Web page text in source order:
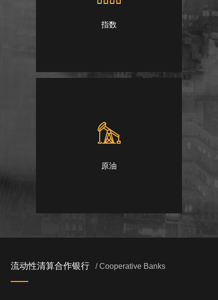
指数
原油
流动性清算合作银行 / Cooperative Banks